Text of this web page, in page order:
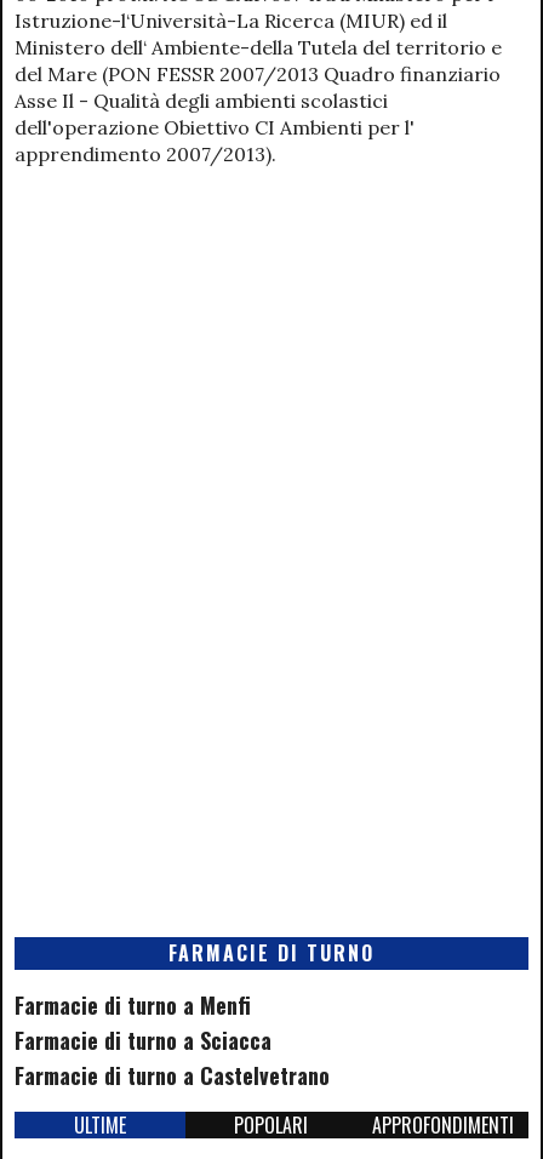
Istruzione-l‘Università-La Ricerca (MIUR) ed il
Ministero dell‘ Ambiente-della Tutela del territorio e
del Mare (PON FESSR 2007/2013 Quadro finanziario
Asse Il - Qualità degli ambienti scolastici
dell'operazione Obiettivo CI Ambienti per l'
apprendimento 2007/2013).
FARMACIE DI TURNO
Farmacie di turno a Menfi
Farmacie di turno a Sciacca
Farmacie di turno a Castelvetrano
ULTIME POPOLARI APPROFONDIMENTI